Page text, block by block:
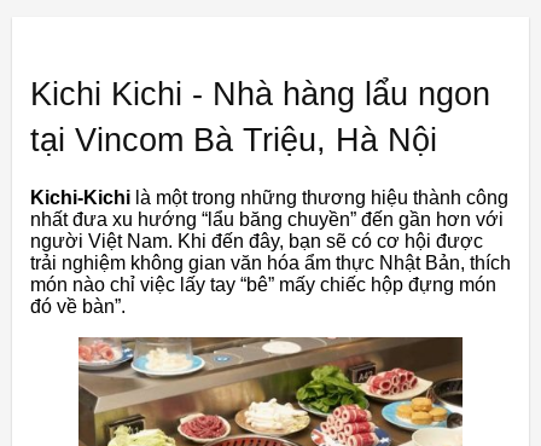
Kichi Kichi - Nhà hàng lẩu ngon
tại Vincom Bà Triệu, Hà Nội
Kichi-Kichi là một trong những thương hiệu thành công
nhất đưa xu hướng “lẩu băng chuyền” đến gần hơn với
người Việt Nam. Khi đến đây, bạn sẽ có cơ hội được
trải nghiệm không gian văn hóa ẩm thực Nhật Bản, thích
món nào chỉ việc lấy tay “bê” mấy chiếc hộp đựng món
đó về bàn”.